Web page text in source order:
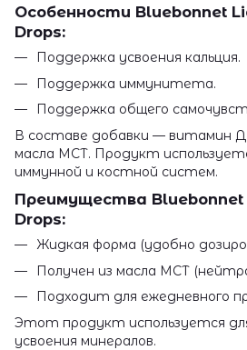
Особенности Bluebonnet
Drops:
Поддержка усвоения кальция.
Поддержка иммунитета.
Поддержка общего
В составе добавки — витамин Д,
масла МСТ. Продукт
иммунной и костной систем.
Преимущества Bluebonnet
Drops:
Жидкая форма (удобно
Получен из масла МСТ
Подходит для ежедневного
Этот продукт используется
усвоения минералов.